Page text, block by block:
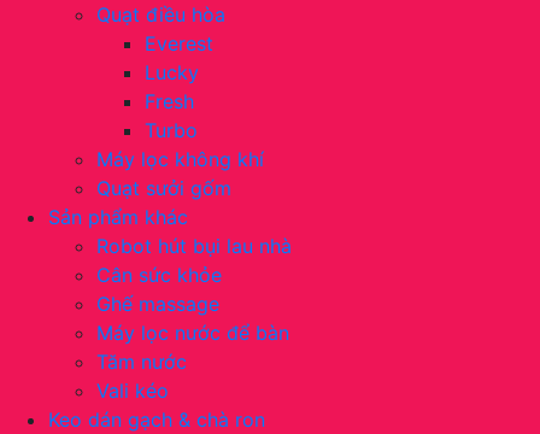
Quạt điều hòa
Everest
Lucky
Fresh
Turbo
Máy lọc không khí
Quạt sưởi gốm
Sản phẩm khác
Robot hút bụi lau nhà
Cân sức khỏe
Ghế massage
Máy lọc nước để bàn
Tăm nước
Vali kéo
Keo dán gạch & chà ron